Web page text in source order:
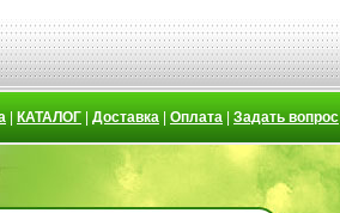
КАТАЛОГ Доставка Оплата Задать вопрос